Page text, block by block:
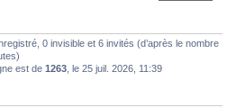
0 invisible et 6 invités (d’après le nombre
est de 1263 , le 25 juil. 2026, 11:39